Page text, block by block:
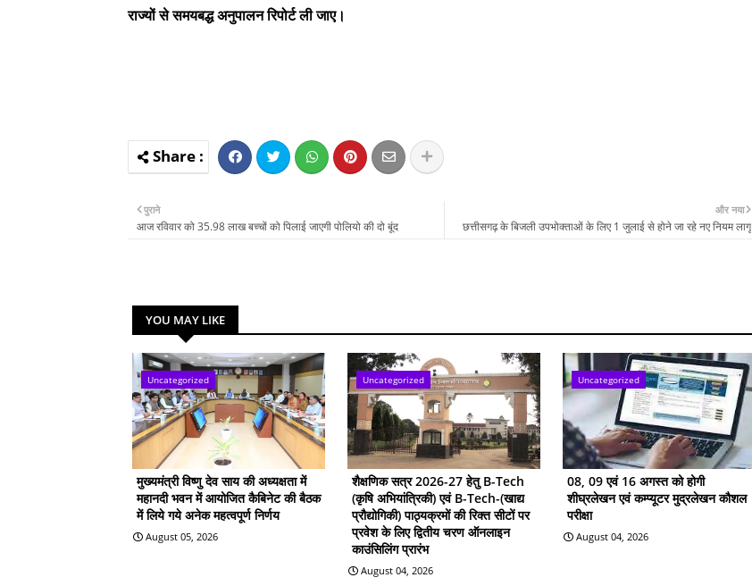
राज्यों से समयबद्ध अनुपालन रिपोर्ट ली जाए।
और नया
छत्तीसगढ़ के बिजली उपभोक्ताओं के लिए 1 जुलाई से होने जा रहे नए नियम लागू
पुराने
आज रविवार को 35.98 लाख बच्चों को पिलाई जाएगी पोलियो की दो बूंद
YOU MAY LIKE
Uncategorized
मुख्यमंत्री विष्णु देव साय की अध्यक्षता में
महानदी भवन में आयोजित कैबिनेट की बैठक
में लिये गये अनेक महत्वपूर्ण निर्णय
August 05, 2026
Uncategorized
शैक्षणिक सत्र 2026-27 हेतु B-Tech
(कृषि अभियांत्रिकी) एवं B-Tech-(खाद्य
प्रौद्योगिकी) पाठ्यक्रमों की रिक्त सीटों पर
प्रवेश के लिए द्वितीय चरण ऑनलाइन
काउंसिलिंग प्रारंभ
August 04, 2026
Uncategorized
08, 09 एवं 16 अगस्त को होगी
शीघ्रलेखन एवं कम्प्यूटर मुद्रलेखन कौशल
परीक्षा
August 04, 2026